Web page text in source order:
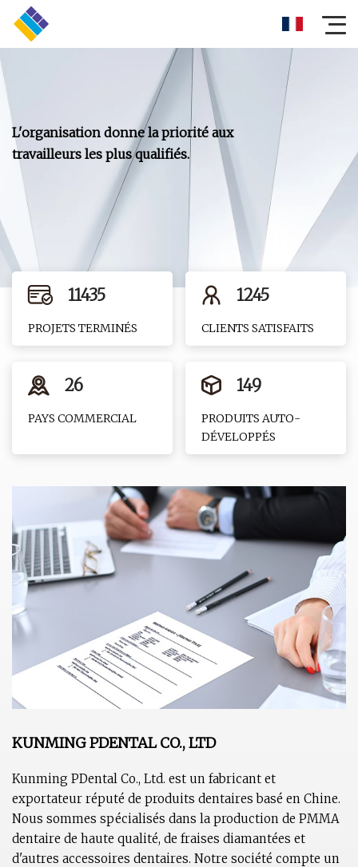
L'organisation donne la priorité aux
travailleurs les plus qualifiés.
11435
PROJETS TERMINÉS
1245
CLIENTS SATISFAITS
26
PAYS COMMERCIAL
149
PRODUITS AUTO-
DÉVELOPPÉS
KUNMING PDENTAL CO., LTD
Kunming PDental Co., Ltd. est un fabricant et
exportateur réputé de produits dentaires basé en Chine.
Nous sommes spécialisés dans la production de PMMA
dentaire de haute qualité, de fraises diamantées et
d'autres accessoires dentaires. Notre société compte un